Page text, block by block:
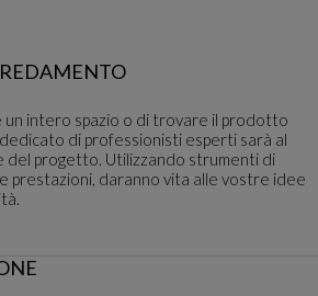
intero spazio o di trovare il prodotto
di professionisti esperti sarà al
del progetto. Utilizzando strumenti di
prestazioni, daranno vita alle vostre idee